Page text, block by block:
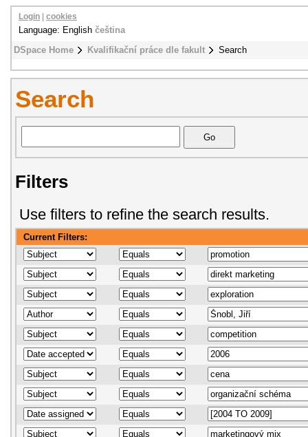
DSpace Home Kvalifikační práce dle fakult Search
Login cookies
Language: English čeština
Search
Filters
Use filters to refine the search results.
Current Filters: